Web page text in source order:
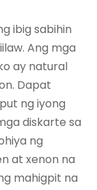
ibig sabihin
Ang mga
ay natural
Dapat
ng iyong
diskarte sa
ng
at xenon na
mahigpit na